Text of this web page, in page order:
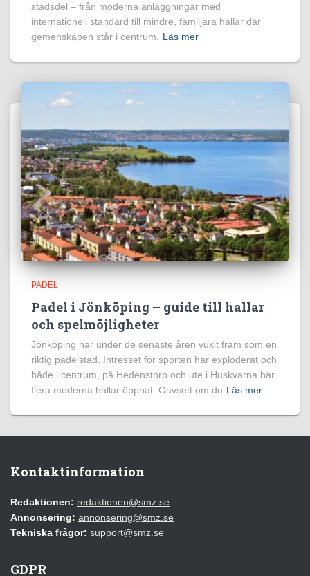
stadsdel – från moderna anläggningar med
internationell standard till mindre, familjära hallar där
gemenskapen står i centrum. Läs mer
PADEL
Padel i Jönköping – guide till hallar
och spelmöjligheter
Jönköping har under de senaste åren vuxit fram som en
riktig padelstad. Intresset för sporten har exploderat och
både i centrum, på Hedenstorp och ute i Huskvarna har
flera moderna hallar öppnat. Oavsett om du Läs mer
Kontaktinformation
Redaktionen: redaktionen@smz.se
Annonsering: annonsering@smz.se
Tekniska frågor: support@smz.se
GDPR